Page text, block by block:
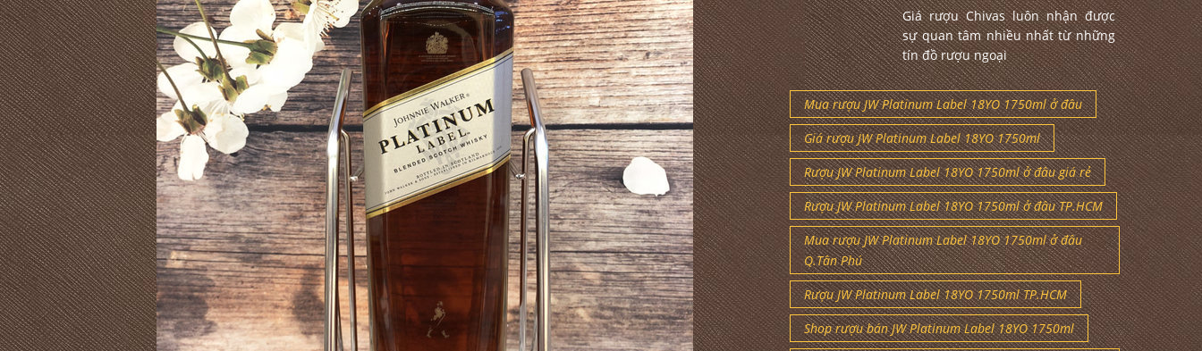
Giá rượu Chivas luôn nhận được
sự quan tâm nhiều nhất từ những
tín đồ rượu ngoại
Mua rượu JW Platinum Label 18YO 1750ml ở đâu
Giá rượu JW Platinum Label 18YO 1750ml
Rượu JW Platinum Label 18YO 1750ml ở đâu giá rẻ
Rượu JW Platinum Label 18YO 1750ml ở đâu TP.HCM
Mua rượu JW Platinum Label 18YO 1750ml ở đâu
Q.Tân Phú
Rượu JW Platinum Label 18YO 1750ml TP.HCM
Shop rượu bán JW Platinum Label 18YO 1750ml